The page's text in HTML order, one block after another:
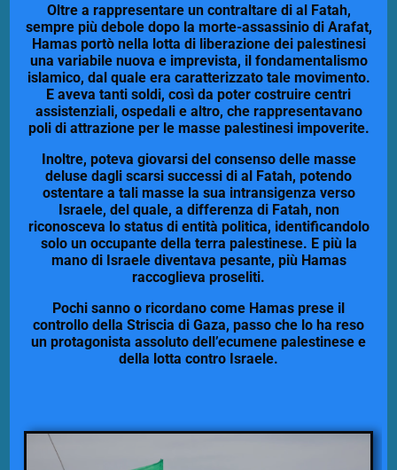
Oltre a rappresentare un contraltare di al Fatah,
sempre più debole dopo la morte-assassinio di Arafat,
Hamas portò nella lotta di liberazione dei palestinesi
una variabile nuova e imprevista, il fondamentalismo
islamico, dal quale era caratterizzato tale movimento.
E aveva tanti soldi, così da poter costruire centri
assistenziali, ospedali e altro, che rappresentavano
poli di attrazione per le masse palestinesi impoverite.
Inoltre, poteva giovarsi del consenso delle masse
deluse dagli scarsi successi di al Fatah, potendo
ostentare a tali masse la sua intransigenza verso
Israele, del quale, a differenza di Fatah, non
riconosceva lo status di entità politica, identificandolo
solo un occupante della terra palestinese. E più la
mano di Israele diventava pesante, più Hamas
raccoglieva proseliti.
Pochi sanno o ricordano come Hamas prese il
controllo della Striscia di Gaza, passo che lo ha reso
un protagonista assoluto dell’ecumene palestinese e
della lotta contro Israele.